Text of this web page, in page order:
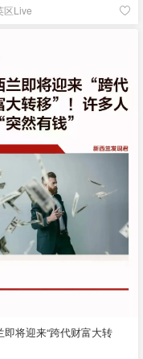
区Live
即将迎来“跨代财富大转